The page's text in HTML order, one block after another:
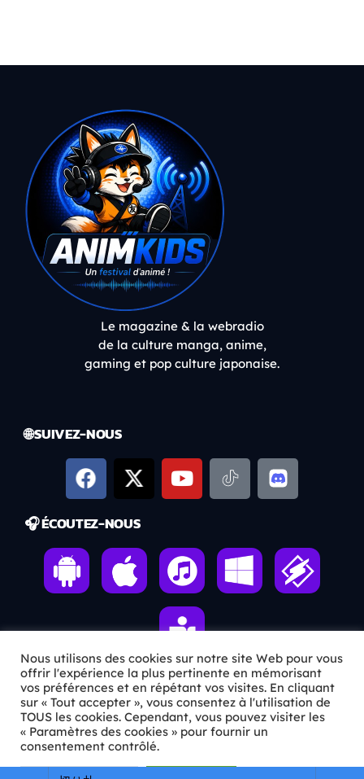
Le magazine & la webradio
de la culture manga, anime,
gaming et pop culture japonaise.
🌐 SUIVEZ-NOUS
🎧 ÉCOUTEZ-NOUS
ℹ️ INFOS PRATIQUES
✉️Contact
🦊Qui sommes-nous ?
Nous utilisons des cookies sur notre site Web pour vous
offrir l'expérience la plus pertinente en mémorisant
vos préférences et en répétant vos visites. En cliquant
sur « Tout accepter », vous consentez à l'utilisation de
TOUS les cookies. Cependant, vous pouvez visiter les
« Paramètres des cookies » pour fournir un
consentement contrôlé.